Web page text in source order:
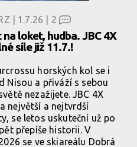
| 1.7.26 | 2
loket, hudba. JBC 4X
síle již 11.7.!
horských kol se i
Nisou a přiváží s sebou
nezažijete. JBC 4X
největší a nejtvrdší
se letos uskuteční už po
přepíše historii. V
se ve skiareálu Dobrá